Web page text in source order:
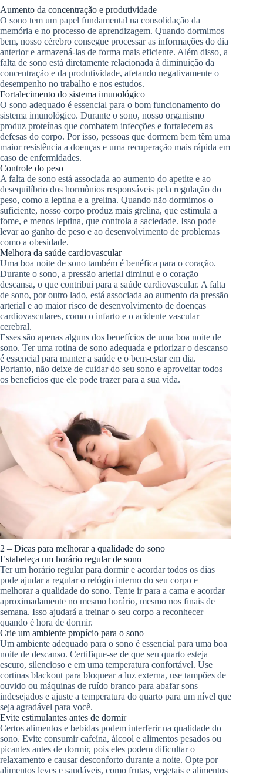
Aumento da concentração e produtividade
O sono tem um papel fundamental na consolidação da
memória e no processo de aprendizagem. Quando dormimos
bem, nosso cérebro consegue processar as informações do dia
anterior e armazená-las de forma mais eficiente. Além disso, a
falta de sono está diretamente relacionada à diminuição da
concentração e da produtividade, afetando negativamente o
desempenho no trabalho e nos estudos.
Fortalecimento do sistema imunológico
O sono adequado é essencial para o bom funcionamento do
sistema imunológico. Durante o sono, nosso organismo
produz proteínas que combatem infecções e fortalecem as
defesas do corpo. Por isso, pessoas que dormem bem têm uma
maior resistência a doenças e uma recuperação mais rápida em
caso de enfermidades.
Controle do peso
A falta de sono está associada ao aumento do apetite e ao
desequilíbrio dos hormônios responsáveis pela regulação do
peso, como a leptina e a grelina. Quando não dormimos o
suficiente, nosso corpo produz mais grelina, que estimula a
fome, e menos leptina, que controla a saciedade. Isso pode
levar ao ganho de peso e ao desenvolvimento de problemas
como a obesidade.
Melhora da saúde cardiovascular
Uma boa noite de sono também é benéfica para o coração.
Durante o sono, a pressão arterial diminui e o coração
descansa, o que contribui para a saúde cardiovascular. A falta
de sono, por outro lado, está associada ao aumento da pressão
arterial e ao maior risco de desenvolvimento de doenças
cardiovasculares, como o infarto e o acidente vascular
cerebral.
Esses são apenas alguns dos benefícios de uma boa noite de
sono. Ter uma rotina de sono adequada e priorizar o descanso
é essencial para manter a saúde e o bem-estar em dia.
Portanto, não deixe de cuidar do seu sono e aproveitar todos
os benefícios que ele pode trazer para a sua vida.
2 – Dicas para melhorar a qualidade do sono
Estabeleça um horário regular de sono
Ter um horário regular para dormir e acordar todos os dias
pode ajudar a regular o relógio interno do seu corpo e
melhorar a qualidade do sono. Tente ir para a cama e acordar
aproximadamente no mesmo horário, mesmo nos finais de
semana. Isso ajudará a treinar o seu corpo a reconhecer
quando é hora de dormir.
Crie um ambiente propício para o sono
Um ambiente adequado para o sono é essencial para uma boa
noite de descanso. Certifique-se de que seu quarto esteja
escuro, silencioso e em uma temperatura confortável. Use
cortinas blackout para bloquear a luz externa, use tampões de
ouvido ou máquinas de ruído branco para abafar sons
indesejados e ajuste a temperatura do quarto para um nível que
seja agradável para você.
Evite estimulantes antes de dormir
Certos alimentos e bebidas podem interferir na qualidade do
sono. Evite consumir cafeína, álcool e alimentos pesados ​​ou
picantes antes de dormir, pois eles podem dificultar o
relaxamento e causar desconforto durante a noite. Opte por
alimentos leves e saudáveis, como frutas, vegetais e alimentos